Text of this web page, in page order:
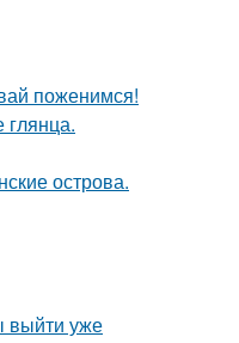
поженимся!
острова.
выйти уже